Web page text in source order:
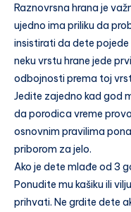
Raznovrsna hrana je
ujedno ima priliku da
insistirati da dete
neku vrstu hrane jede
odbojnosti prema toj
Jedite zajedno kad god
da porodica vreme
osnovnim pravilima
priborom za jelo.
Ako je dete mlađe od 3
Ponudite mu kašiku ili
prihvati. Ne grdite dete